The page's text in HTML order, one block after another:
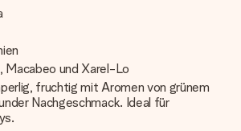
Macabeo und Xarel-Lo
fruchtig mit Aromen von grünem
Nachgeschmack. Ideal für